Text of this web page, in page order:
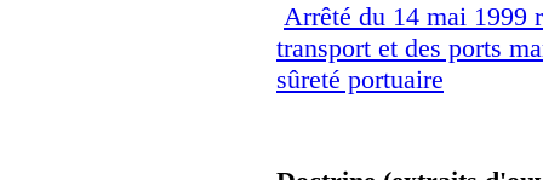
Arrêté du 14 mai 1999
transport et des ports
sûreté portuaire